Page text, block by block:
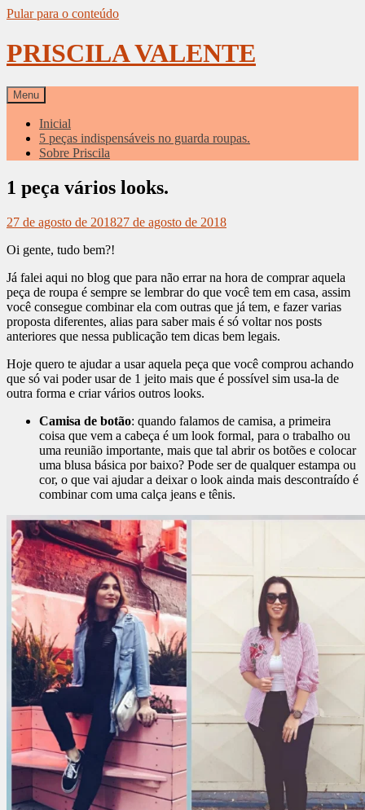
Pular para o conteúdo
PRISCILA VALENTE
Menu
Inicial
5 peças indispensáveis no guarda roupas.
Sobre Priscila
1 peça vários looks.
27 de agosto de 201827 de agosto de 2018
Oi gente, tudo bem?!
Já falei aqui no blog que para não errar na hora de comprar aquela
peça de roupa é sempre se lembrar do que você tem em casa, assim
você consegue combinar ela com outras que já tem, e fazer varias
proposta diferentes, alias para saber mais é só voltar nos posts
anteriores que nessa publicação tem dicas bem legais.
Hoje quero te ajudar a usar aquela peça que você comprou achando
que só vai poder usar de 1 jeito mais que é possível sim usa-la de
outra forma e criar vários outros looks.
Camisa de botão: quando falamos de camisa, a primeira
coisa que vem a cabeça é um look formal, para o trabalho ou
uma reunião importante, mais que tal abrir os botões e colocar
uma blusa básica por baixo? Pode ser de qualquer estampa ou
cor, o que vai ajudar a deixar o look ainda mais descontraído é
combinar com uma calça jeans e tênis.